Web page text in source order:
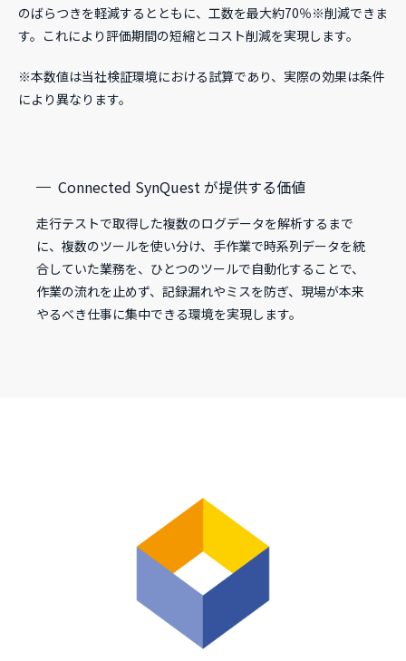
のばらつきを軽減するとともに、工数を最大約70％※削減できま
す。これにより評価期間の短縮とコスト削減を実現します。
※本数値は当社検証環境における試算であり、実際の効果は条件
により異なります。
Connected SynQuest が提供する価値
走行テストで取得した複数のログデータを解析するまで
に、複数のツールを使い分け、手作業で時系列データを統
合していた業務を、ひとつのツールで自動化することで、
作業の流れを止めず、記録漏れやミスを防ぎ、現場が本来
やるべき仕事に集中できる環境を実現します。